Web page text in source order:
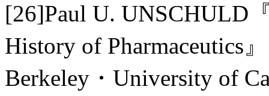
[26]Paul U. UNSCHULD
History of Pharmaceutics
Berkeley・University of